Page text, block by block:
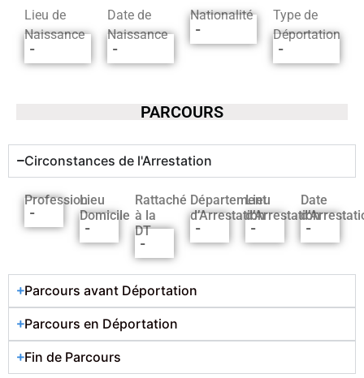
Lieu de
Naissance
-
Date de
Naissance
-
Nationalité
-
Type de
Déportation
-
PARCOURS
Circonstances de l'Arrestation
Profession
-
Lieu
Domicile
-
Rattaché
à la
DT
-
Département
d’Arrestation
-
Lieu
d’Arrestation
-
Date
-
Parcours avant Déportation
Parcours en Déportation
Fin de Parcours